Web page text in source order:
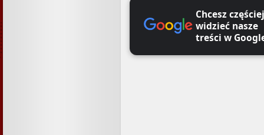
Chcesz częściej
widzieć nasze
treści w